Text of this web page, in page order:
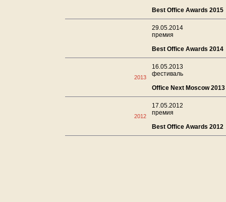
Best Office Awards 2015
29.05.2014
премия
Best Office Awards 2014
2013
16.05.2013
фестиваль
Office Next Moscow 2013
2012
17.05.2012
премия
Best Office Awards 2012